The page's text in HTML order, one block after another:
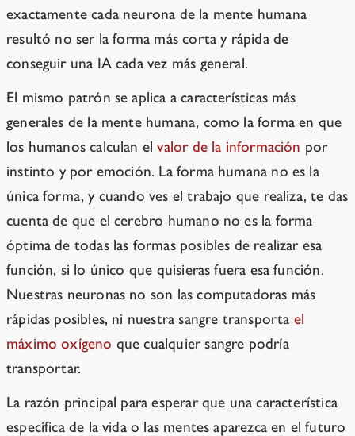
exactamente cada neurona de la mente humana
resultó no ser la forma más corta y rápida de
conseguir una IA cada vez más general.
El mismo patrón se aplica a características más
generales de la mente humana, como la forma en que
los humanos calculan elvalor de la información por
instinto y por emoción. La forma humana no es la
única forma, y cuando ves el trabajo que realiza, te das
cuenta de que el cerebro humano no es la forma
óptima de todas las formas posibles de realizar esa
función, si lo único que quisieras fuera esa función.
Nuestras neuronas no son las computadoras más
rápidas posibles, ni nuestra sangre transporta el
máximo oxígeno que cualquier sangre podría
transportar.
La razón principal para esperar que una característica
específica de la vida o las mentes aparezca en el futuro